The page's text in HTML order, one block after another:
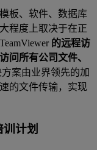
板、软件、数据库
程度上取决于在正
的远程访
问所有公司文件、
案由业界领先的加
的文件传输，实现
计划